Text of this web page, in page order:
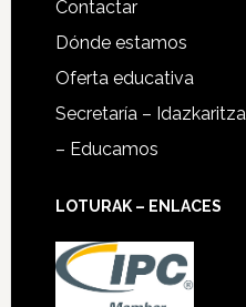
Contactar
Dónde estamos
Oferta educativa
Secretaría – Idazkaritza
– Educamos
LOTURAK – ENLACES